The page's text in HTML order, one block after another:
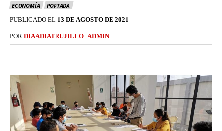
ECONOMÍA
PORTADA
PUBLICADO EL 13 DE AGOSTO DE 2021
POR DIAADIATRUJILLO_ADMIN